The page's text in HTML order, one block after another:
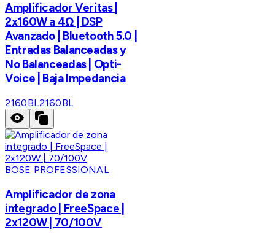
Amplificador Veritas |
2x160W a 4Ω | DSP
Avanzado | Bluetooth 5.0 |
Entradas Balanceadas y
No Balanceadas | Opti-
Voice | Baja Impedancia
2160BL2160BL
BOSE PROFESSIONAL
Amplificador de zona
integrado | FreeSpace |
2x120W | 70/100V